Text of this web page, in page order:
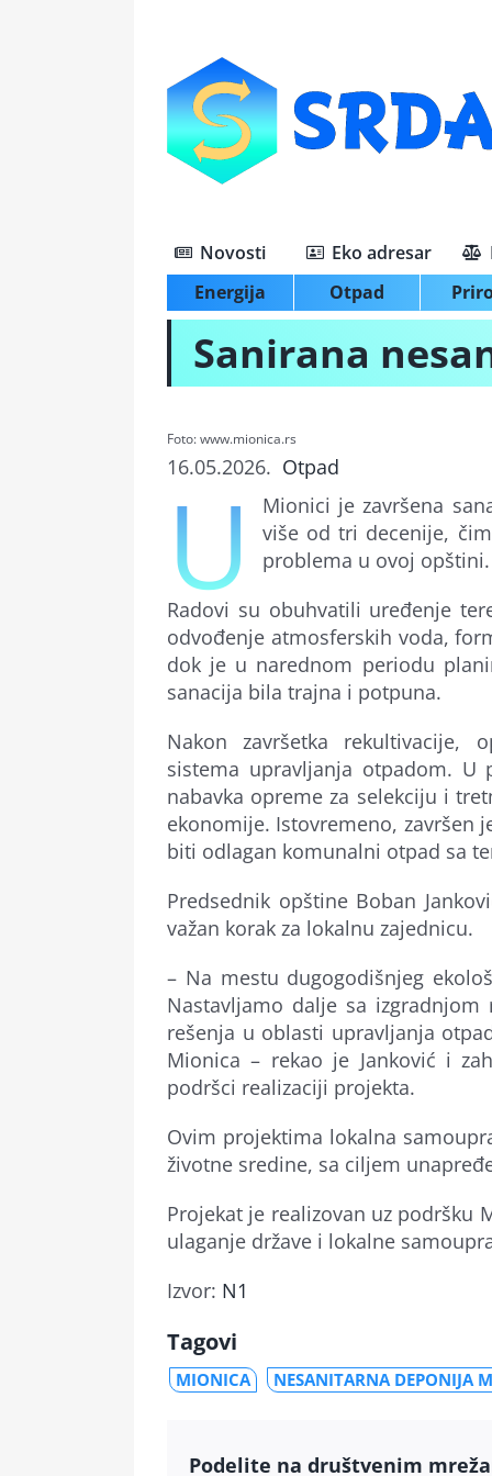
Novosti
Energija
Otpad
Eko adresar
Sanirana
Foto: www.mionica.rs
16.05.2026. Otpad
U
Mionici je završena
više od tri decenije,
problema u ovoj opštini.
Radovi su obuhvatili uređenje
odvođenje atmosferskih voda,
dok je u narednom periodu
sanacija bila trajna i potpuna.
Nakon završetka rekultivacije,
sistema upravljanja otpadom. U
nabavka opreme za selekciju i
ekonomije. Istovremeno, završen
biti odlagan komunalni otpad sa
Predsednik opštine Boban
važan korak za lokalnu zajednicu.
– Na mestu dugogodišnjeg
Nastavljamo dalje sa
rešenja u oblasti upravljanja
Mionica – rekao je Janković i
podršci realizaciji projekta.
Ovim projektima lokalna
životne sredine, sa ciljem
Projekat je realizovan uz podršku
ulaganje države i lokalne
Izvor: N1
Tagovi
MIONICA NESANITARNA DEPONIJA
Podelite na društvenim